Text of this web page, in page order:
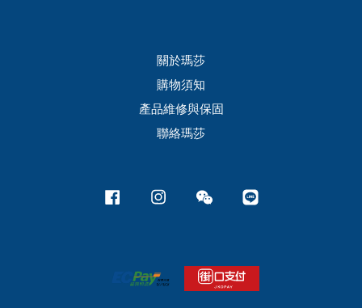
關於瑪莎
購物須知
產品維修與保固
聯絡瑪莎
Facebook Instagram Wechat